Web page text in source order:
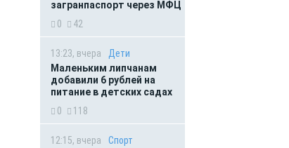
загранпаспорт через МФЦ
0
42
13:23, вчера
Дети
Маленьким липчанам
добавили 6 рублей на
питание в детских садах
0
118
12:15, вчера
Спорт